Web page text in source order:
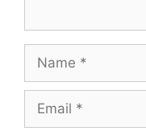
Name
Email